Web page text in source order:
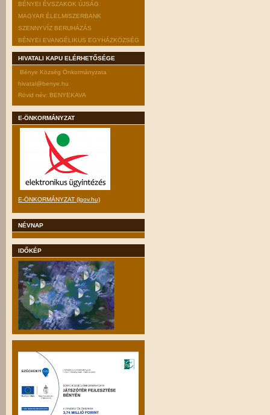
BÉNYEI ÉVSZAKOK ÚJSÁG
MAGYAR ÉLELMISZERBANK
SZENNYVÍZ BERUHÁZÁS
BÉNYEI EVANGÉLIKUS EGYHÁZKÖZSÉG
HIVATALI KAPU ELÉRHETŐSÉGE
Bénye Község Önkormányzata
hivatal@benye.hu
Rövid név: BENYEKAVA
E-ÖNKORMÁNYZAT
E-ÖNKORMÁNYZAT (lgov.hu)
NÉVNAP
IDŐKÉP